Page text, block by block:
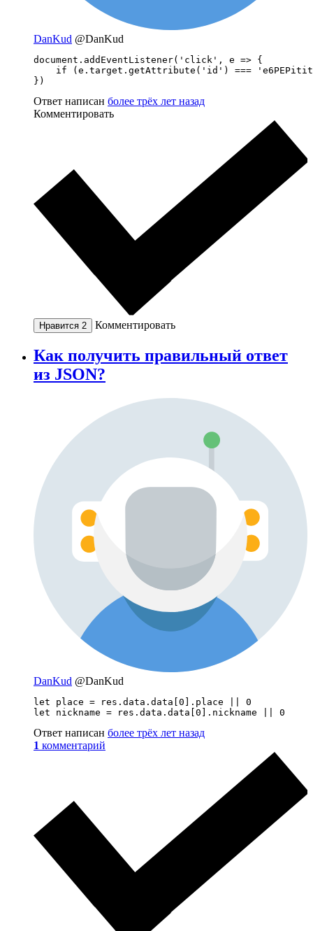
DanKud @DanKud
document.addEventListener('click', e => {
if (e.target.getAttribute('id') ===
})
Ответ написан более трёх лет назад
Комментировать
Нравится 2 Комментировать
Как получить правильный ответ
из JSON?
DanKud @DanKud
let place = res.data.data[0].place || 0
let nickname = res.data.data[0].nickname || 0
Ответ написан более трёх лет назад
1 комментарий